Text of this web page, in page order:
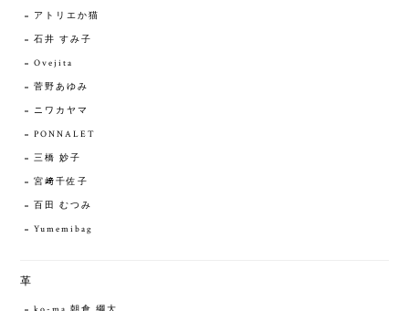
アトリエか猫
石井 すみ子
Ovejita
菅野あゆみ
ニワカヤマ
PONNALET
三橋 妙子
宮﨑千佐子
百田 むつみ
Yumemibag
革